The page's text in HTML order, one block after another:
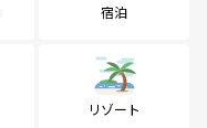
宿泊
リゾート